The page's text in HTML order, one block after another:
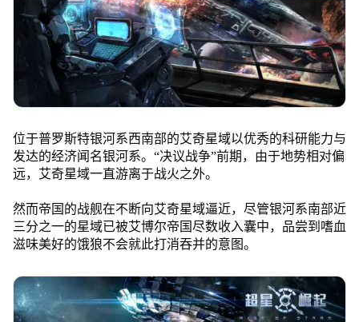
位于普罗斯特银河系西南部的艾奇星域以优秀的科研能力与
发达的经济闻名银河系。“决议战争”前期，由于地势相对偏
远，艾奇星域一直游离于战火之外。
然而帝国的战舰在不断向艾奇星域逼近，尽管银河系南部近
三分之一的星域已被艾博尔帝国尽数收入囊中，品尝到嗜血
滋味美好的饿狼不会就此打消吞并的意图。